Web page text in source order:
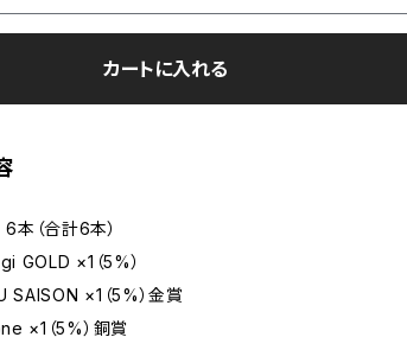
カートに入れる
（合計6本）
GOLD ×1（5%）
SAISON ×1（5%）金賞
×1（5%）銅賞